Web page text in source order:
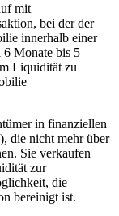
mit
bei der der
innerhalb einer
6 Monate bis 5
Liquidität zu
in finanziellen
die nicht mehr über
Sie verkaufen
zur
die
bereinigt ist.